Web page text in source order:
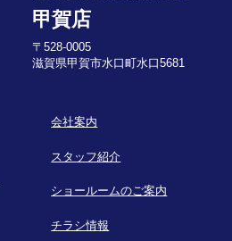
甲賀店
〒528-0005
滋賀県甲賀市水口町水口5681
会社案内
スタッフ紹介
ショールームのご案内
チラシ情報